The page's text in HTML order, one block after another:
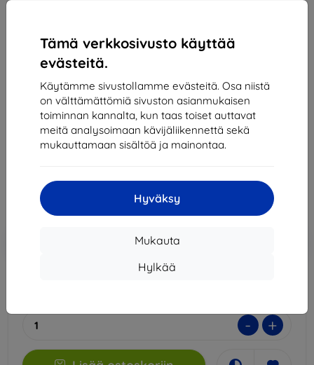
Tämä verkkosivusto käyttää
evästeitä.
Käytämme sivustollamme evästeitä. Osa niistä
on välttämättömiä sivuston asianmukaisen
toiminnan kannalta, kun taas toiset auttavat
meitä analysoimaan kävijäliikennettä sekä
mukauttamaan sisältöä ja mainontaa.
Hyväksy
Mukauta
Hylkää
Samsung EF-UF741CTEGWW Z Flip6 F741 Front
Protection Film (EF-UF741CTEGWW)
Samsung Galaxy Z Flip 6
Kuvaus ja tekniset tiedot
11,90 €
10,71 €
Hinta ilman ALV:tä
Alennus kupongilla
- +